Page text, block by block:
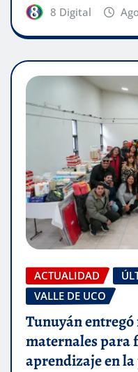
8 Digital
ACTUALIDAD
VALLE DE UCO
Tunuyán entregó
maternales para
aprendizaje en